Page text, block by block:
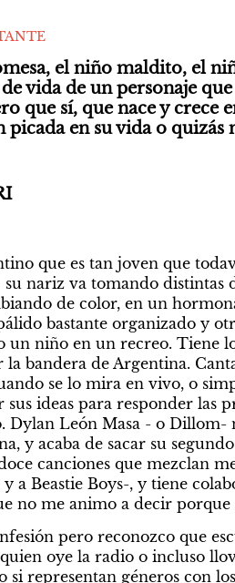
el niño maldito, el
vida de un personaje
que sí, que nace y crece
picada en su vida o quizás
que es tan joven que
nariz va tomando distintas
de color, en un
bastante organizado y
un niño en un recreo. Tiene
la bandera de Argentina.
se lo mira en vivo, o
ideas para responder las
Dylan León Masa - o
canciones que mezclan
y a Beastie Boys-, y tiene
no me animo a decir
pero reconozco que
oye la radio o incluso
si representan géneros con